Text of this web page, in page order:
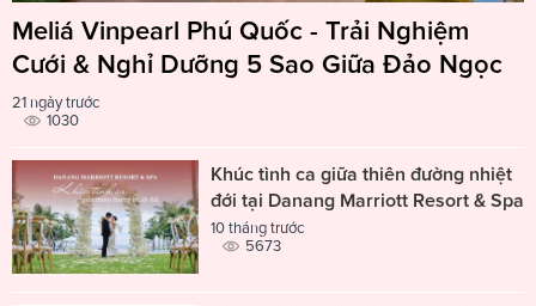
Meliá Vinpearl Phú Quốc - Trải Nghiệm
Cưới & Nghỉ Dưỡng 5 Sao Giữa Đảo Ngọc
21 ngày trước
1030
Khúc tình ca giữa thiên đường nhiệt
đới tại Danang Marriott Resort & Spa
10 tháng trước
5673